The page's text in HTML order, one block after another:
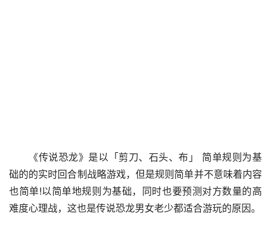
《传说恐龙》是以「剪刀、石头、布」 简单规则为基
础的的实时回合制战略游戏，但是规则简单并不意味着内容
也简单!以简单地规则为基础，同时也要预测对方数量的高
难度心理战，这也是传说恐龙男女老少都适合游玩的原因。